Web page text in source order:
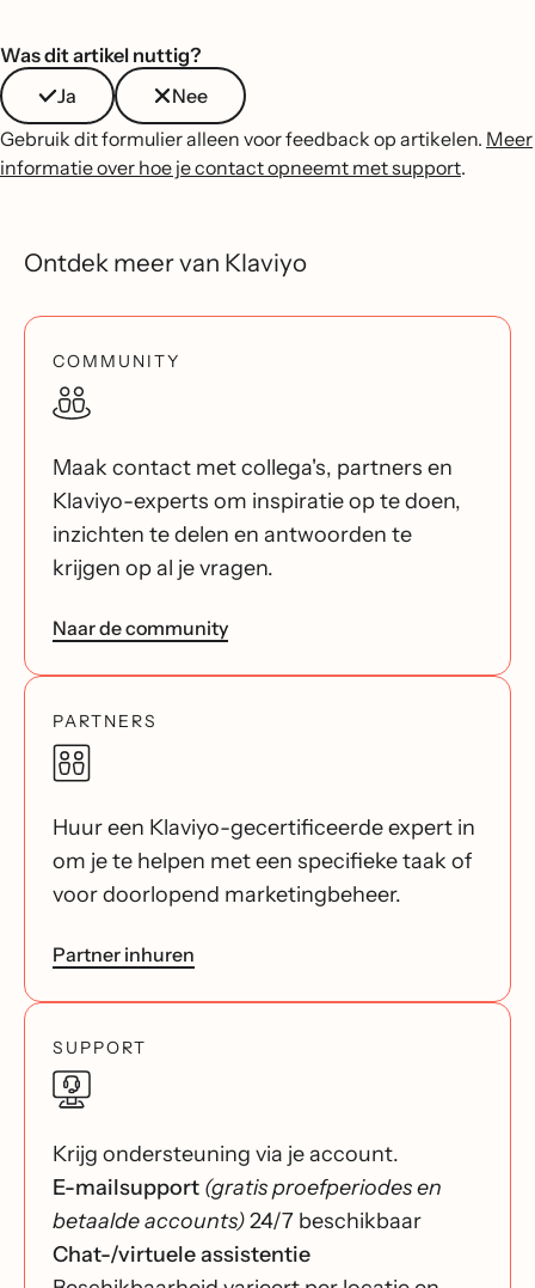
Was dit artikel nuttig?
Ja
Nee
Gebruik dit formulier alleen voor feedback op artikelen. Meer
informatie over hoe je contact opneemt met support.
Ontdek meer van Klaviyo
COMMUNITY
Maak contact met collega's, partners en
Klaviyo-experts om inspiratie op te doen,
inzichten te delen en antwoorden te
krijgen op al je vragen.
Naar de community
PARTNERS
Huur een Klaviyo-gecertificeerde expert in
om je te helpen met een specifieke taak of
voor doorlopend marketingbeheer.
Partner inhuren
SUPPORT
Krijg ondersteuning via je account.
E-mailsupport (gratis proefperiodes en
betaalde accounts)24/7 beschikbaar
Chat-/virtuele assistentie